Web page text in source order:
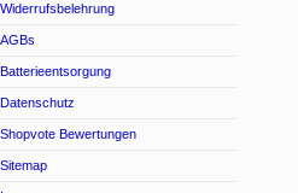
Widerrufsbelehrung
AGBs
Batterieentsorgung
Datenschutz
Shopvote Bewertungen
Sitemap